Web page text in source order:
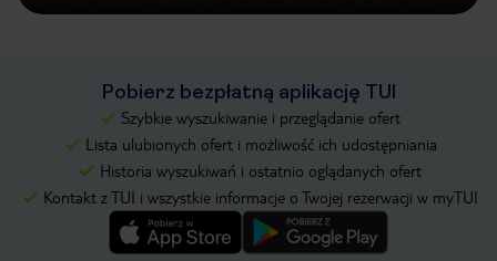
Pobierz bezpłatną aplikację TUI
Szybkie wyszukiwanie i przeglądanie ofert
Lista ulubionych ofert i możliwość ich udostępniania
Historia wyszukiwań i ostatnio oglądanych ofert
Kontakt z TUI i wszystkie informacje o Twojej rezerwacji w myTUI